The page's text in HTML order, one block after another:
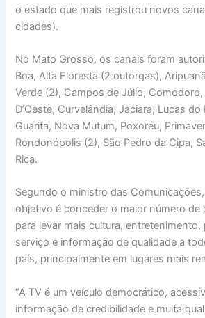
o estado que mais registrou novos
cidades).
No Mato Grosso, os canais foram
Boa, Alta Floresta (2 outorgas),
Verde (2), Campos de Júlio,
D’Oeste, Curvelândia, Jaciara, Lucas do
Guarita, Nova Mutum, Poxoréu,
Rondonópolis (2), São Pedro da Cipa,
Rica.
Segundo o ministro das
objetivo é conceder o maior número de
para levar mais cultura,
serviço e informação de qualidade a
país, principalmente em lugares mais
“A TV é um veículo democrático,
informação de credibilidade e muita